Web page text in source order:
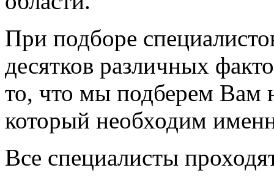
При подборе
десятков различных
то, что мы подберем Вам
который необходим
Все специалисты